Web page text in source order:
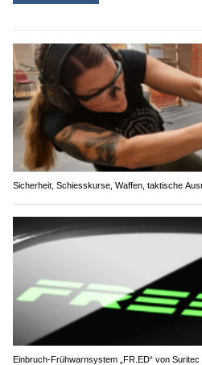
Sicherheit, Schiesskurse, Waffen, taktische
Einbruch-Frühwarnsystem „FR.ED“ von